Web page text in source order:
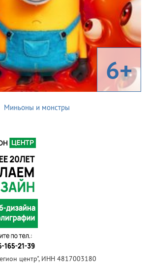
6+
Миньоны и монстры
центр", ИНН 4817003180